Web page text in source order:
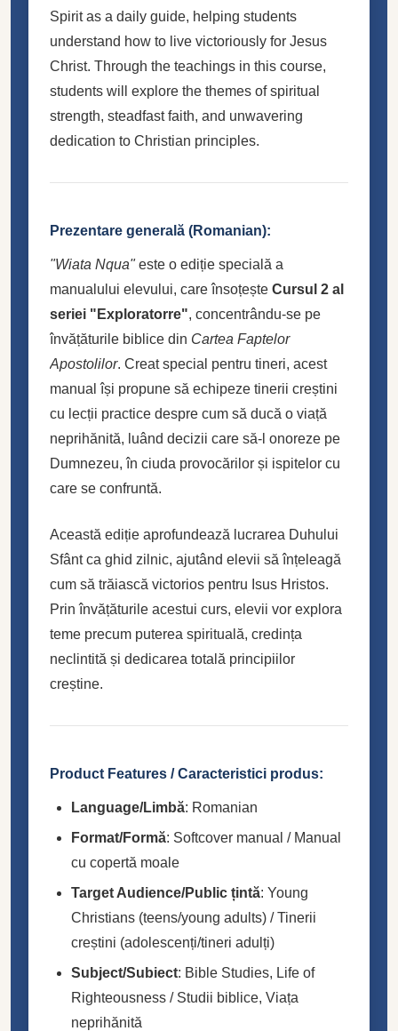
Spirit as a daily guide, helping students
understand how to live victoriously for Jesus
Christ. Through the teachings in this course,
students will explore the themes of spiritual
strength, steadfast faith, and unwavering
dedication to Christian principles.
Prezentare generală (Romanian):
"Wiata Nqua"este o ediție specială a
manualului elevului, care însoțește Cursul 2 al
seriei "Exploratorre", concentrându-se pe
învățăturile biblice din Cartea Faptelor
Apostolilor. Creat special pentru tineri, acest
manual își propune să echipeze tinerii creștini
cu lecții practice despre cum să ducă o viață
neprihănită, luând decizii care să-l onoreze pe
Dumnezeu, în ciuda provocărilor și ispitelor cu
care se confruntă.
Această ediție aprofundează lucrarea Duhului
Sfânt ca ghid zilnic, ajutând elevii să înțeleagă
cum să trăiască victorios pentru Isus Hristos.
Prin învățăturile acestui curs, elevii vor explora
teme precum puterea spirituală, credința
neclintită și dedicarea totală principiilor
creștine.
Product Features / Caracteristici produs:
Language/Limbă: Romanian
Format/Formă: Softcover manual / Manual
cu copertă moale
Target Audience/Public țintă: Young
Christians (teens/young adults) / Tinerii
creștini (adolescenți/tineri adulți)
Subject/Subiect: Bible Studies, Life of
Righteousness / Studii biblice, Viața
neprihănită